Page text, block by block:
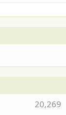
20,269